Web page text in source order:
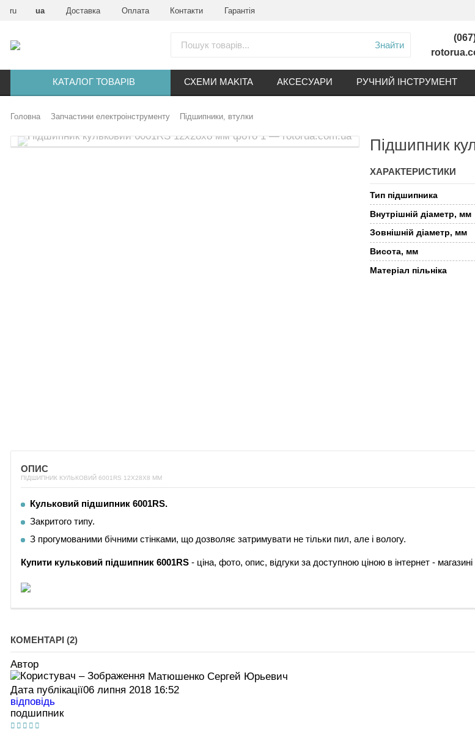
ru ua Доставка Оплата Контакти Гарантія
Знайти
КАТАЛОГ ТОВАРІВ СХЕМИ MAKITA АКСЕСУАРИ РУЧНИЙ ІНСТРУМЕНТ
Головна Запчастини електроінструменту Підшипники, втулки
Підшипник
ХАРАКТЕРИСТИКИ
Тип підшипника
Внутрішній діаметр, мм
Зовнішній діаметр, мм
Висота, мм
Матеріал пільніка
ОПИС
ПІДШИПНИК КУЛЬКОВИЙ 6001RS 12Х28Х8 ММ
Кульковий підшипник 6001RS.
Закритого типу.
З прогумованими бічними стінками, що дозволяє затримувати не тільки пил, але і вологу.
Купити кульковий підшипник 6001RS - ціна, фото, опис, відгуки за доступною ціною в інтернет -
КОМЕНТАРІ (2)
Автор
Матюшенко Сергей Юрьевич
Дата публікації06 липня 2018 16:52
відповідь
подшипник